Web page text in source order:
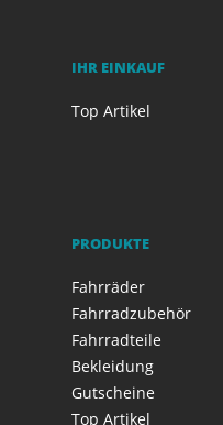
IHR EINKAUF
Top Artikel
PRODUKTE
Fahrräder
Fahrradzubehör
Fahrradteile
Bekleidung
Gutscheine
Top Artikel